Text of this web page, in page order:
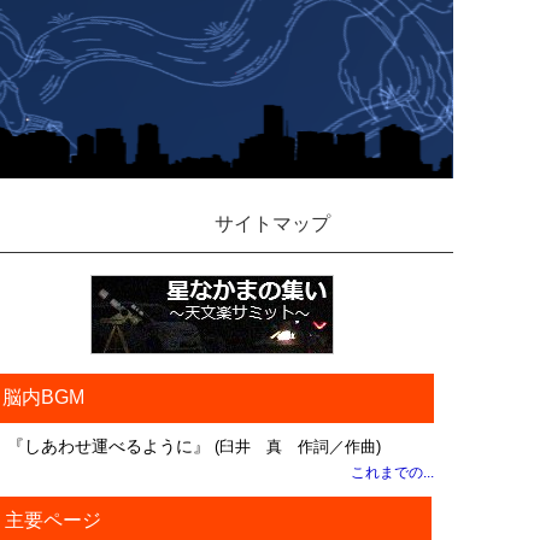
サイトマップ
脳内BGM
しあわせ運べるように』 (臼井 真 作詞／作曲)
これまでの...
主要ページ